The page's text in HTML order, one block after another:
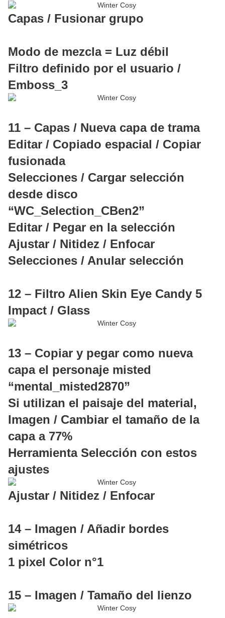
Capas / Fusionar grupo
Modo de mezcla = Luz débil
Filtro definido por el usuario /
Emboss_3
11 – Capas / Nueva capa de trama
Editar / Copiado espacial / Copiar
fusionada
Selecciones / Cargar selección
desde disco
“WC_Selection_CBen2”
Editar / Pegar en la selección
Ajustar / Nitidez / Enfocar
Selecciones / Anular selección
12 – Filtro Alien Skin Eye Candy 5
Impact / Glass
13 – Copiar y pegar como nueva
capa el personaje misted
“mental_misted2870”
Si utilizan el paisaje del material,
Imagen / Cambiar el tamaño de la
capa a 77%
Herramienta Selección con estos
ajustes
Ajustar / Nitidez / Enfocar
14 – Imagen / Añadir bordes
simétricos
1 pixel Color n°1
15 – Imagen / Tamaño del lienzo